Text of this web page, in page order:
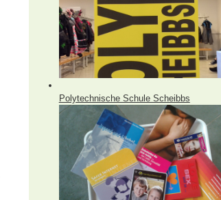
Polytechnische Schule Scheibbs